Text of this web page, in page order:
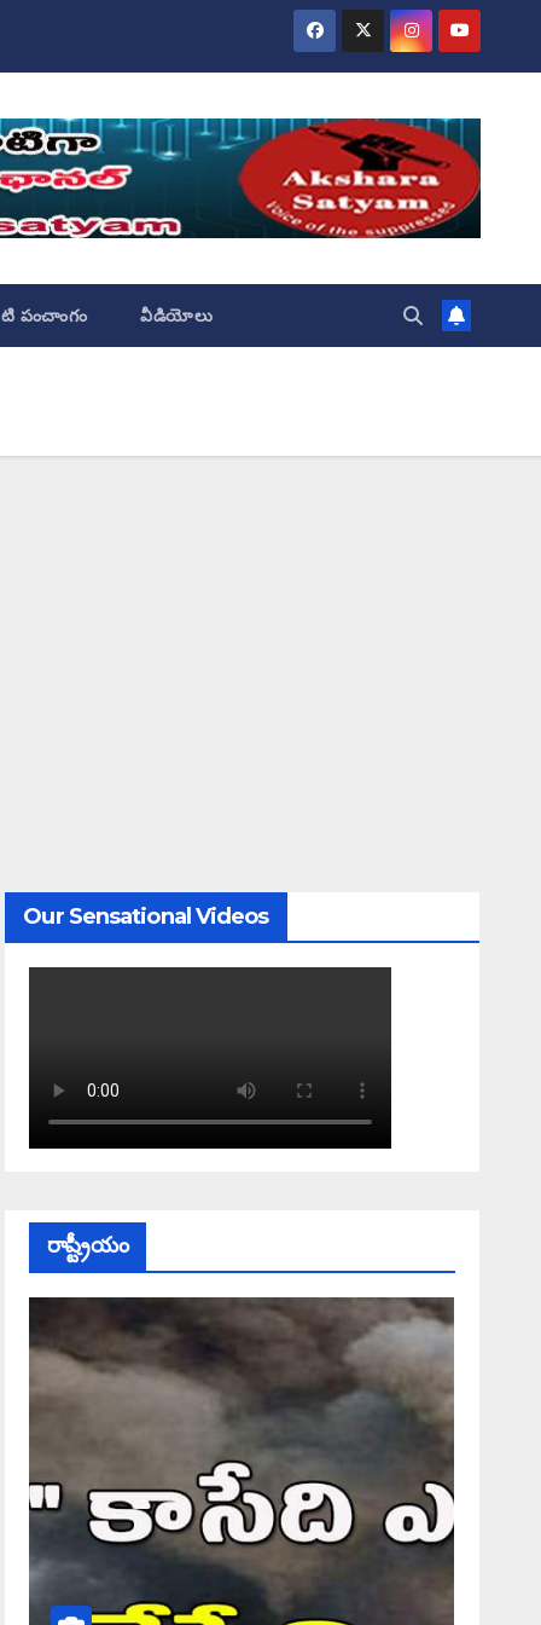
పంచాంగం వీడియోలు
Our Sensational Videos
రాష్ట్రీయం